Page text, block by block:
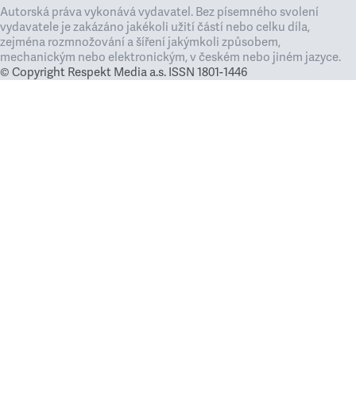
Autorská práva vykonává vydavatel. Bez písemného svolení
vydavatele je zakázáno jakékoli užití částí nebo celku díla,
zejména rozmnožování a šíření jakýmkoli způsobem,
mechanickým nebo elektronickým, v českém nebo jiném jazyce.
© Copyright Respekt Media a.s. ISSN 1801-1446